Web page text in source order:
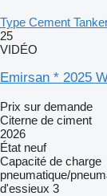
Type Cement
25
VIDÉO
Emirsan * 2025
Prix sur demande
Citerne de ciment
2026
État neuf
Capacité de charge
pneumatique/
d'essieux 3